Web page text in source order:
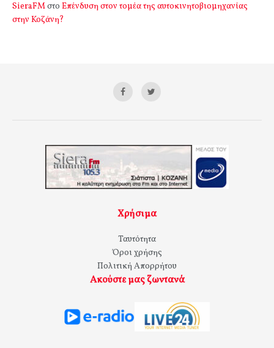
SieraFMστο Επένδυση στον τομέα της αυτοκινητοβιομηχανίας
στην Κοζάνη?
Χρήσιμα
Ταυτότητα
Όροι χρήσης
Πολιτική Απορρήτου
Ακούστε μας ζωντανά